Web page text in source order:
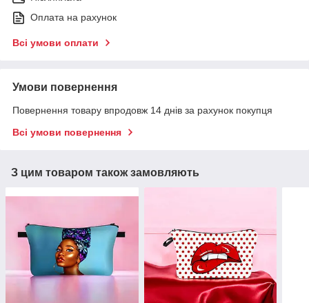
Оплата на рахунок
Всі умови оплати
Умови повернення
Повернення товару впродовж 14 днів за рахунок покупця
Всі умови повернення
З цим товаром також замовляють